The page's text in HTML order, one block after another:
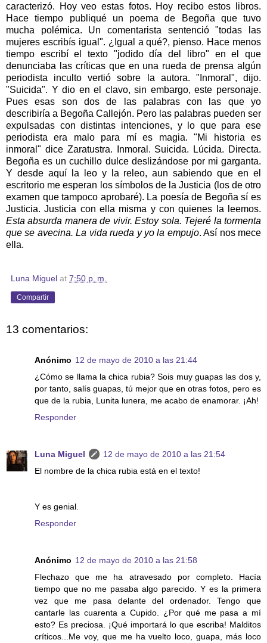
caracterizó. Hoy veo estas fotos. Hoy recibo estos libros.
Hace tiempo publiqué un poema de Begoña que tuvo
mucha polémica. Un comentarista sentenció "todas las
mujeres escribís igual". ¿Igual a qué?, pienso. Hace menos
tiempo escribí el texto "jodido día del libro" en el que
denunciaba las críticas que en una rueda de prensa algún
periodista inculto vertió sobre la autora. "Inmoral", dijo.
"Suicida". Y dio en el clavo, sin embargo, este personaje.
Pues esas son dos de las palabras con las que yo
describiría a Begoña Callejón. Pero las palabras pueden ser
expulsadas con distintas intenciones, y lo que para ese
periodista era malo para mí es magia. "Mi historia es
inmoral" dice Zaratustra. Inmoral. Suicida. Lúcida. Directa.
Begoña es un cuchillo dulce deslizándose por mi garganta.
Y desde aquí la leo y la releo, aun sabiendo que en el
escritorio me esperan los símbolos de la Justicia (los de otro
examen que tampoco aprobaré). La poesía de Begoña sí es
Justicia. Justicia con ella misma y con quienes la leemos.
Esta absurda manera de vivir.Estoy sola. Tejeré la tormenta
que se avecina.La vida rueda y yo la empujo. Así nos mece
ella.
Luna Miguel at 7:50 p. m.
Compartir
13 comentarios:
Anónimo 12 de mayo de 2010 a las 21:44
¿Cómo se llama la chica rubia? Sois muy guapas las dos y,
por tanto, salís guapas, tú mejor que en otras fotos, pero es
que de la rubia, Lunita lunera, me acabo de enamorar. ¡Ah!
Responder
Luna Miguel
12 de mayo de 2010 a las 21:54
El nombre de la chica rubia está en el texto!
Y es genial.
Responder
Anónimo 12 de mayo de 2010 a las 21:58
Flechazo que me ha atravesado por completo. Hacía
tiempo que no me pasaba algo parecido. Y es la primera
vez que me pasa delante del ordenador. Tengo que
cantarle las cuarenta a Cupido. ¿Por qué me pasa a mí
esto? Es preciosa. ¡Qué importará lo que escriba! Malditos
críticos...Me voy, que me ha vuelto loco, guapa, más loco